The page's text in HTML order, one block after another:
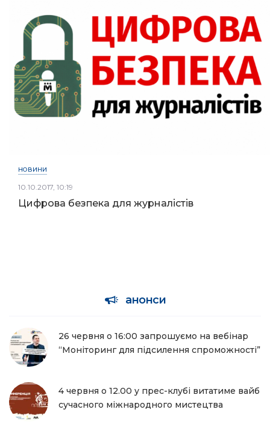
НОВИНИ
10.10.2017, 10:19
Цифрова безпека для журналістів
анонси
26 червня о 16:00 запрошуємо на вебінар
“Моніторинг для підсилення спроможності”
4 червня о 12.00 у прес-клубі витатиме вайб
сучасного міжнародного мистецтва